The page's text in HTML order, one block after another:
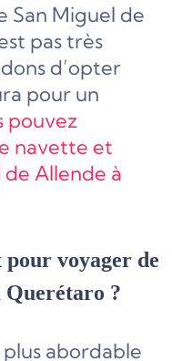
San Miguel de
pas très
d’opter
pour un
pouvez
navette et
de Allende à
voyager de
Querétaro ?
abordable